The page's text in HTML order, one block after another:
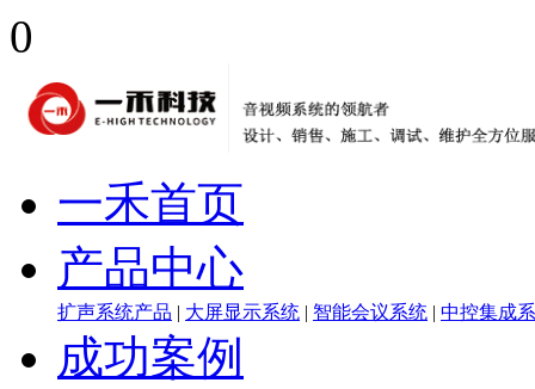
0
一禾首页
产品中心
扩声系统产品 | 大屏显示系统 | 智能会议系统 | 中控集成
成功案例